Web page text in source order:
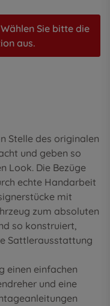
Sie bitte die
aus.
Stelle des originalen
und geben so
Look. Die Bezüge
echte Handarbeit
mit
zum absoluten
so konstruiert,
Sattlerausstattung
einen einfachen
und eine